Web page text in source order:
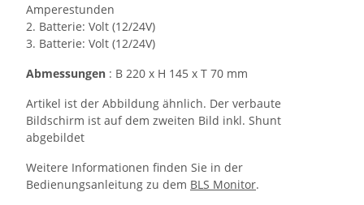
Amperestunden
2. Batterie: Volt (12/24V)
3. Batterie: Volt (12/24V)
Abmessungen : B 220 x H 145 x T 70 mm
Artikel ist der Abbildung ähnlich. Der verbaute
Bildschirm ist auf dem zweiten Bild inkl. Shunt
abgebildet
Weitere Informationen finden Sie in der
Bedienungsanleitung zu dem BLS Monitor.